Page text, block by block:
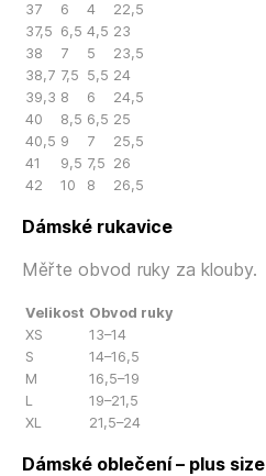
37
6 4
22,5
37,5 6,5 4,5 23
38
7 5
23,5
38,7 7,5 5,5 24
39,3 8 6
24,5
40
8,5 6,5 25
40,5 9 7
25,5
41
9,5 7,5 26
42
10 8 26,5
Dámské rukavice
Měřte obvod ruky za klouby.
Velikost Obvod ruky
XS
13–14
S
14–16,5
M
16,5–19
L
19–21,5
XL
21,5–24
Dámské oblečení – plus size